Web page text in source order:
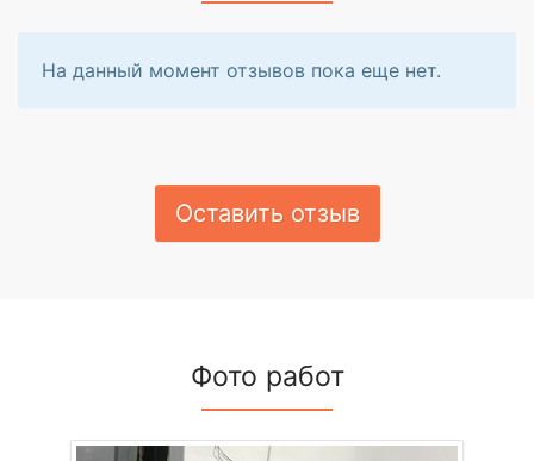
На данный момент отзывов пока еще нет.
Оставить отзыв
Фото работ